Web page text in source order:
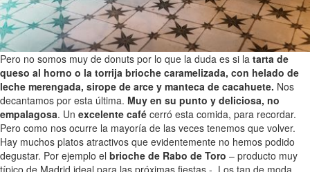
Pero no somos muy de donuts por lo que la duda es si la tarta de
queso al horno o la torrija brioche caramelizada, con helado de
leche merengada, sirope de arce y manteca de cacahuete. Nos
decantamos por esta última. Muy en su punto y deliciosa, no
empalagosa. Un excelente café cerró esta comida, para recordar.
Pero como nos ocurre la mayoría de las veces tenemos que volver.
Hay muchos platos atractivos que evidentemente no hemos podido
degustar. Por ejemplo el brioche de Rabo de Toro – producto muy
típico de Madrid ideal para las próximas fiestas -. Los tan de moda